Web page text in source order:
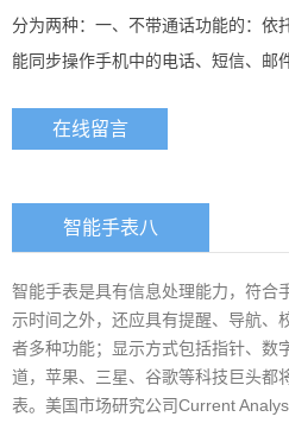
分为两种：一、不带通话功能的：依
能同步操作手机中的电话、短信、邮
在线留言
智能手表八
智能手表是具有信息处理能力，符合
示时间之外，还应具有提醒、导航、
者多种功能；显示方式包括指针、数
道，苹果、三星、谷歌等科技巨头都
表。美国市场研究公司Current